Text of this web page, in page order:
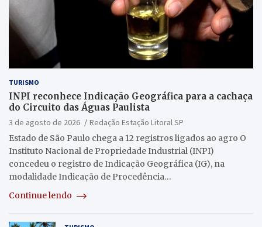
TURISMO
INPI reconhece Indicação Geográfica para a cachaça
do Circuito das Águas Paulista
3 de agosto de 2026
Redação Estação Litoral SP
Estado de São Paulo chega a 12 registros ligados ao agro O
Instituto Nacional de Propriedade Industrial (INPI)
concedeu o registro de Indicação Geográfica (IG), na
modalidade Indicação de Procedência…
Continue lendo